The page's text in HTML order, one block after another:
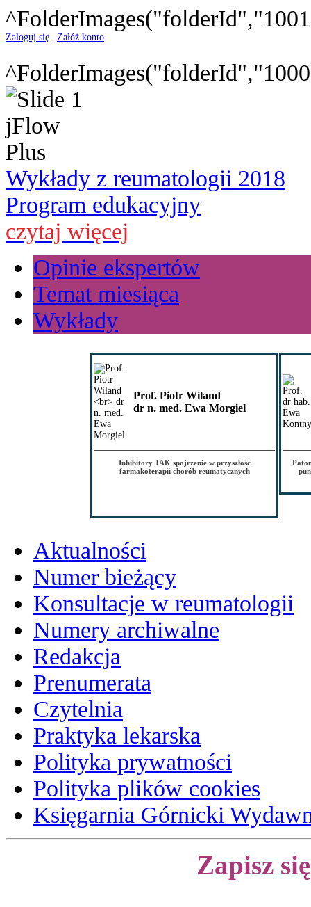
Zaloguj się Załóż konto
Wykłady z reumatologii 2018
Program edukacyjny
czytaj więcej
Opinie ekspertów
Temat miesiąca
Wykłady
Prof. Piotr Wiland
dr n. med. Ewa Morgiel
Inhibitory JAK spojrzenie w przyszłość
farmakoterapii chorób reumatycznych
Aktualności
Numer bieżący
Konsultacje w reumatologii
Numery archiwalne
Redakcja
Prenumerata
Czytelnia
Praktyka lekarska
Polityka prywatności
Polityka plików cookies
Księgarnia Górnicki
Zapisz